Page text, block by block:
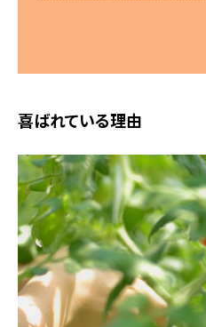
喜ばれている理由